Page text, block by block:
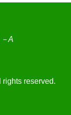
A
reserved.